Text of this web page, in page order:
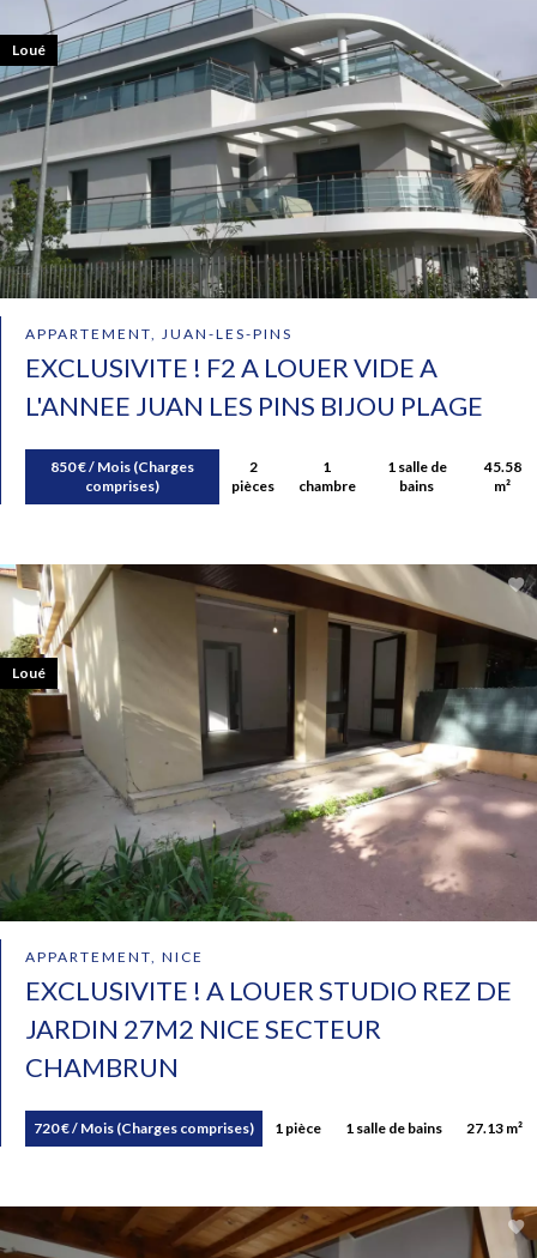
APPARTEMENT, JUAN-LES-PINS
EXCLUSIVITE ! F2 A LOUER VIDE A
L'ANNEE JUAN LES PINS BIJOU PLAGE
850 € / Mois (Charges
comprises)
2
pièces
1
chambre
1 salle de
bains
45.58
m²
Loué
APPARTEMENT, NICE
EXCLUSIVITE ! A LOUER STUDIO REZ DE
JARDIN 27M2 NICE SECTEUR
CHAMBRUN
720 € / Mois (Charges comprises) 1 pièce 1 salle de bains 27.13 m²
Loué